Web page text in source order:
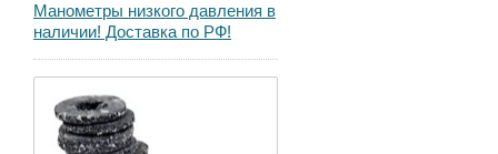
Манометры низкого давления в
наличии! Доставка по РФ!